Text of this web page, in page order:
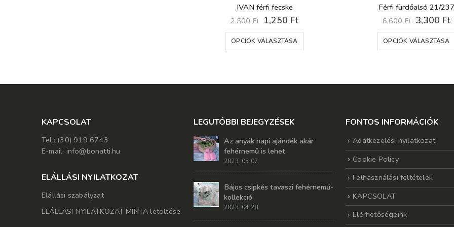
IVAN férfi fecske
2,500Ft Original
price
was:
2,500 Ft.
1,250 FtCurrent
price
1,250 Ft.
OPCIÓK VÁLASZTÁSA
Ennek a terméknek több variációja van. A változatok a termékoldalon választhatók ki
Férfi fürdőalsó 21/237
6,600Ft Original
price
was:
6,600 Ft.
3,300 Ft
OPCIÓK VÁLASZTÁSA
KAPCSOLAT
Tel.: (30) 919 6743
E-mail: info@bonatti.hu
ELÁLLÁSI NYILATKOZAT
Elállási szabályzat
ELÁLLÁSI NYILATKOZAT MINTA letöltése
LEGUTÓBBI BEJEGYZÉSEK
Az anyák napi ajándék akár
fehérnemű is lehet
2023. 05 07.
Bájos csipkés tavaszi fehérnemű-
kollekció
2023. 04 28.
FONTOS INFORMÁCIÓK
Adatkezelési nyilatkozat
Cookie Policy
Felhasználási feltételek
KAPCSOLAT
Elérhetőségeink